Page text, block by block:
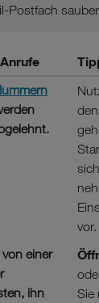
Postfach
vor.
einer
ihn
Sie